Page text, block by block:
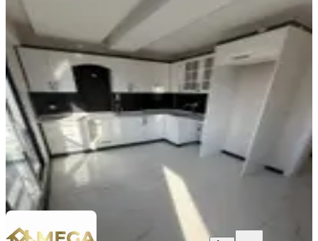
Mega Gayrimenkulden Fatih Mah
Satılık Sıfır 2+1 Daire
Bergama, Fatih Mahallesi
2+1
05.08.2026
4.250.000 ₺
Mega emlak Melis Budak
Ara